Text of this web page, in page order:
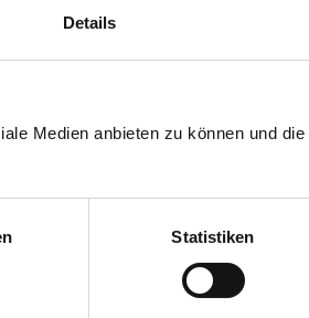
Details
Medien anbieten zu können und
Statistiken
FacebookInstagram